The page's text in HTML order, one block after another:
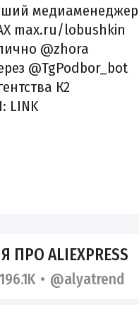
медиаменеджер
max.ru/lobushkin
@zhora
@TgPodbor_bot
К2
LINK
ПРО ALIEXPRESS
196.1K @alyatrend